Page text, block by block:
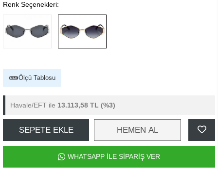
Renk Seçenekleri:
Ölçü Tablosu
Havale/EFT ile 13.113,58 TL (%3)
SEPETE EKLE HEMEN AL
WHATSAPP İLE SİPARİŞ VER